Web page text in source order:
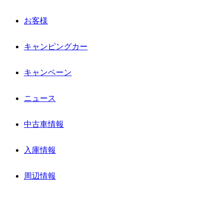
お客様
キャンピングカー
キャンペーン
ニュース
中古車情報
入庫情報
周辺情報